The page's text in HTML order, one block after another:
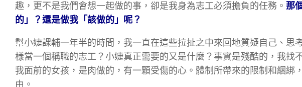
趣，更不是我們會想一起做的事，卻是我身為志工必須擔負的任務。 那
的」？還是做我「該做的」呢？
幫小婕課輔一年半的時間，我一直在這些拉扯之中來回地質疑自己、思
樣當一個稱職的志工？小婕真正需要的又是什麼？事實是殘酷的，我找
我面前的女孩，是肉做的，有一顆受傷的心。體制所帶來的限制和綑綁
由。